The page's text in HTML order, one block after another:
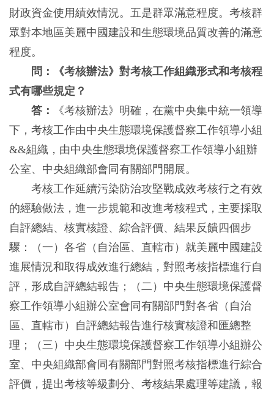
財政資金使用績效情況。五是群眾滿意程度。考核群
眾對本地區美麗中國建設和生態環境品質改善的滿意
程度。
問：《考核辦法》對考核工作組織形式和考核程
式有哪些規定？
答：
《考核辦法》明確，在黨中央集中統一領導
下，考核工作由中央生態環境保護督察工作領導小組
&&組織，由中央生態環境保護督察工作領導小組辦
公室、中央組織部會同有關部門開展。
考核工作延續污染防治攻堅戰成效考核行之有效
的經驗做法，進一步規範和改進考核程式，主要採取
自評總結、核實核證、綜合評價、結果反饋四個步
驟：（一）各省（自治區、直轄市）就美麗中國建設
進展情況和取得成效進行總結，對照考核指標進行自
評，形成自評總結報告；（二）中央生態環境保護督
察工作領導小組辦公室會同有關部門對各省（自治
區、直轄市）自評總結報告進行核實核證和匯總整
理；（三）中央生態環境保護督察工作領導小組辦公
室、中央組織部會同有關部門對照考核指標進行綜合
評價，提出考核等級劃分、考核結果處理等建議，報